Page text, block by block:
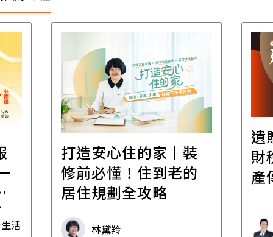
活
打造安心住的家｜裝
修前必懂！住到老的
居住規劃全攻略
林黛羚
遺
財
產